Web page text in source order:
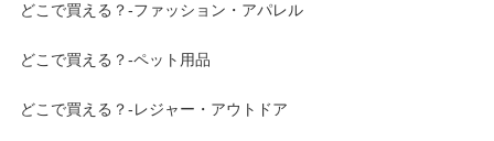
どこで買える？-ファッション・アパレル
どこで買える？-ペット用品
どこで買える？-レジャー・アウトドア